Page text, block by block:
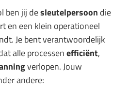
ben jij desleutelpersoon die
en een klein operationeel
Je bent verantwoordelijk
alle processenefficiënt,
verlopen. Jouw
andere: